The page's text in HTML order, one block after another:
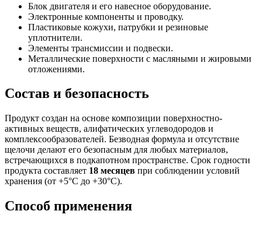
Блок двигателя и его навесное оборудование.
Электронные компоненты и проводку.
Пластиковые кожухи, патрубки и резиновые
уплотнители.
Элементы трансмиссии и подвески.
Металлические поверхности с масляными и жировыми
отложениями.
Состав и безопасность
Продукт создан на основе композиции поверхностно-
активных веществ, алифатических углеводородов и
комплексообразователей. Безводная формула и отсутствие
щелочи делают его безопасным для любых материалов,
встречающихся в подкапотном пространстве. Срок годности
продукта составляет 18 месяцев при соблюдении условий
хранения (от +5°C до +30°C).
Способ применения